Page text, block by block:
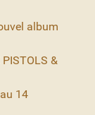
album
&
14